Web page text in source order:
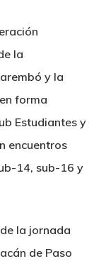
la
y la
forma
Estudiantes y
encuentros
14, sub-16 y
la jornada
de Paso